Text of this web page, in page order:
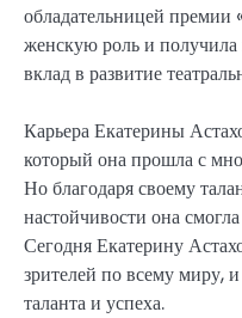
обладательницей премии
женскую роль и получила
вклад в развитие
Карьера Екатерины
который она прошла с
Но благодаря своему
настойчивости она
Сегодня Екатерину
зрителей по всему миру,
таланта и успеха.